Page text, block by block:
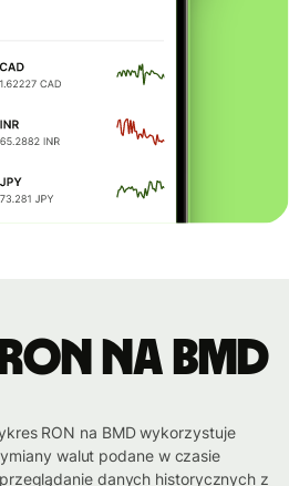
na BMD
RON na BMD wykorzystuje
walut podane w czasie
danych historycznych z